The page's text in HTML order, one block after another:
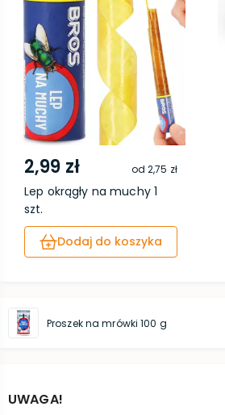
2,99 zł od2,75 zł
Lep okrągły na muchy 1
szt.
Dodaj do koszyka
Proszek na mrówki 100 g
UWAGA!